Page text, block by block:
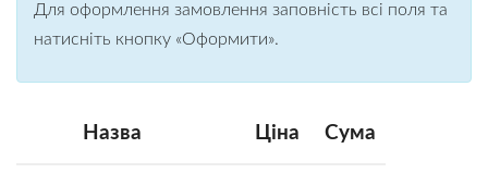
Ексклюзив
Нижня білизна
Для оформлення замовлення заповність всі поля та
натисніть кнопку «Оформити».
Назва Ціна Сума